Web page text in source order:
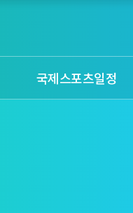
국제스포츠일정